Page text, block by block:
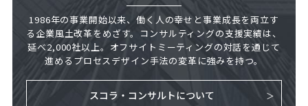
1986年の事業開始以来、働く人の幸せと事業成長を両立す
る企業風土改革をめざす。コンサルティングの支援実績は、
延べ2,000社以上。オフサイトミーティングの対話を通じて
進めるプロセスデザイン手法の変革に強みを持つ。
スコラ・コンサルトについて